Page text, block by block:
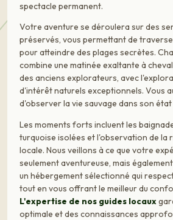
spectacle permanent.
Votre aventure se déroulera sur des
préservés, vous permettant de
pour atteindre des plages secrètes.
combine une matinée exaltante à
des anciens explorateurs, avec
d'intérêt naturels exceptionnels. Vous
d'observer la vie sauvage dans son état
Les moments forts incluent les
turquoise isolées et l'observation de la
locale. Nous veillons à ce que votre
seulement aventureuse, mais
un hébergement sélectionné qui
tout en vous offrant le meilleur du
L'expertise de nos guides locaux
optimale et des connaissances